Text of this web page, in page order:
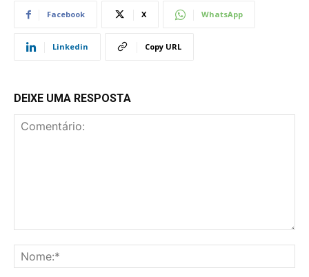
Facebook X WhatsApp
Linkedin Copy URL
DEIXE UMA RESPOSTA